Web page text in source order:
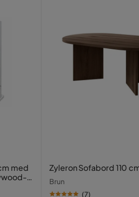
med
Zyleron Sofabord 110
Brun
(7)